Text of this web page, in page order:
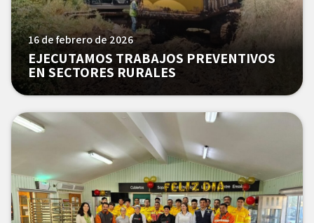
16 de febrero de 2026
EJECUTAMOS TRABAJOS PREVENTIVOS
EN SECTORES RURALES